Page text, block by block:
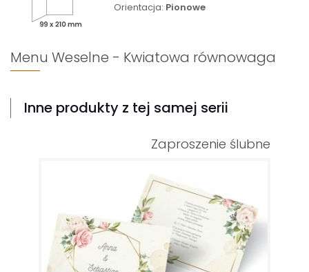
Orientacja: Pionowe
Menu Weselne - Kwiatowa równowaga
Inne produkty z tej samej serii
Zaproszenie ślubne